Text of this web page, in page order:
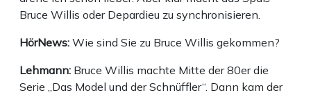
Bruce Willis oder Depardieu zu synchronisieren.
HörNews: Wie sind Sie zu Bruce Willis gekommen?
Lehmann: Bruce Willis machte Mitte der 80er die
Serie „Das Model und der Schnüffler“. Dann kam der